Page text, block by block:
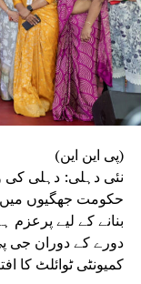
(پی این این)
نئی دہلی: دہلی کی
حکومت جھگیوں میں
بنانے کے لیے پرعزم
دورے کے دوران جی